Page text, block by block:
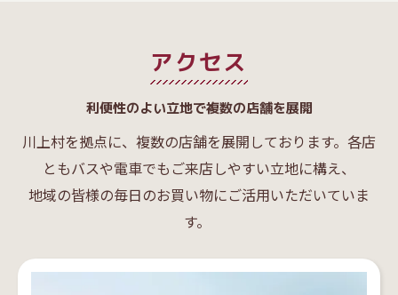
アクセス
利便性のよい立地で複数の店舗を展開
川上村を拠点に、複数の店舗を展開しております。各店
ともバスや電車でもご来店しやすい立地に構え、
地域の皆様の毎日のお買い物にご活用いただいていま
す。